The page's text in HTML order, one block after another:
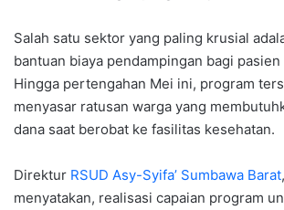
Salah satu sektor yang paling krusial
bantuan biaya pendampingan bagi
Hingga pertengahan Mei ini, program
menyasar ratusan warga yang
dana saat berobat ke fasilitas kesehatan.
Direktur RSUD Asy-Syifa’ Sumbawa Barat
menyatakan, realisasi capaian program